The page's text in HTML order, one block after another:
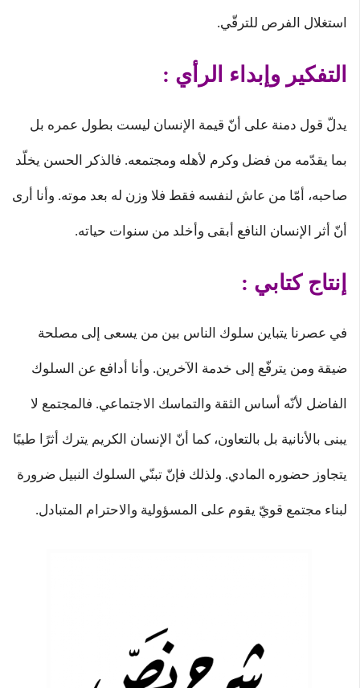
استغلال الفرص للترقّي.
التفكير وإبداء الرأي :
يدلّ قول دمنة على أنّ قيمة الإنسان ليست بطول عمره بل
بما يقدّمه من فضل وكرم لأهله ومجتمعه. فالذكر الحسن يخلّد
صاحبه، أمّا من عاش لنفسه فقط فلا وزن له بعد موته. وأنا أرى
أنّ أثر الإنسان النافع أبقى وأخلد من سنوات حياته.
إنتاج كتابي :
في عصرنا يتباين سلوك الناس بين من يسعى إلى مصلحة
ضيقة ومن يترفّع إلى خدمة الآخرين. وأنا أدافع عن السلوك
الفاضل لأنّه أساس الثقة والتماسك الاجتماعي. فالمجتمع لا
يبنى بالأنانية بل بالتعاون، كما أنّ الإنسان الكريم يترك أثرًا طيبًا
يتجاوز حضوره المادي. ولذلك فإنّ تبنّي السلوك النبيل ضرورة
لبناء مجتمع قويّ يقوم على المسؤولية والاحترام المتبادل.